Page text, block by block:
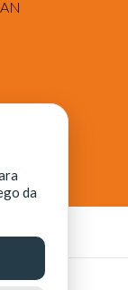
Ciência,
da